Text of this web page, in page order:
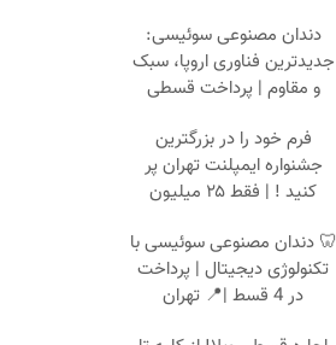
دندان مصنوعی سوئیسی:
جدیدترین فناوری اروپا، سبک
و مقاوم | پرداخت قسطی
فرم خود را در بزرگترین
جشنواره ایمپلنت تهران پر
کنید ! | فقط ۲۵ میلیون
🦷 دندان مصنوعی سوئیسی با
تکنولوژی دیجیتال | پرداخت
در 4 قسط |📍 تهران